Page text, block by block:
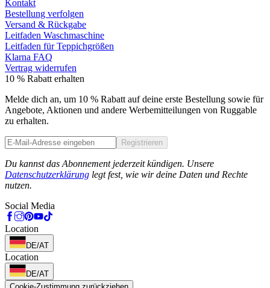
Kontakt
Bestellung verfolgen
Versand & Rückgabe
Leitfaden Waschmaschine
Leitfaden für Teppichgrößen
Klarna FAQ
Vertrag widerrufen
10 % Rabatt erhalten
Melde dich an, um 10 % Rabatt auf deine erste Bestellung sowie für
Angebote, Aktionen und andere Werbemitteilungen von Ruggable
zu erhalten.
Registrieren
Du kannst das Abonnement jederzeit kündigen. Unsere
Datenschutzerklärung legt fest, wie wir deine Daten und Rechte
nutzen.
Social Media
Location
DE/AT
Location
DE/AT